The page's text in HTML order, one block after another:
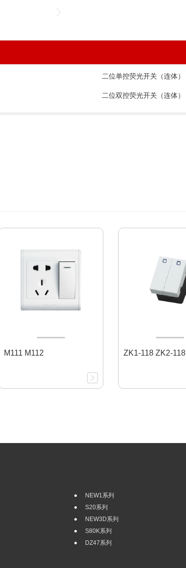
二位单控荧光开关（连体）
二位双控荧光开关（连体）
M111 M112 ZK1-118 ZK2-118
NEW1系列
S20系列
NEW3D系列
S80K系列
DZ47系列